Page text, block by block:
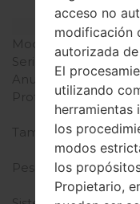
Modelo
Modelo
Serie
Anunciado
Profundidad
Tamaño
Peso
acceso no
modificación
autorizada
El
utilizando
herramientas
los
modos
los
Propietario,